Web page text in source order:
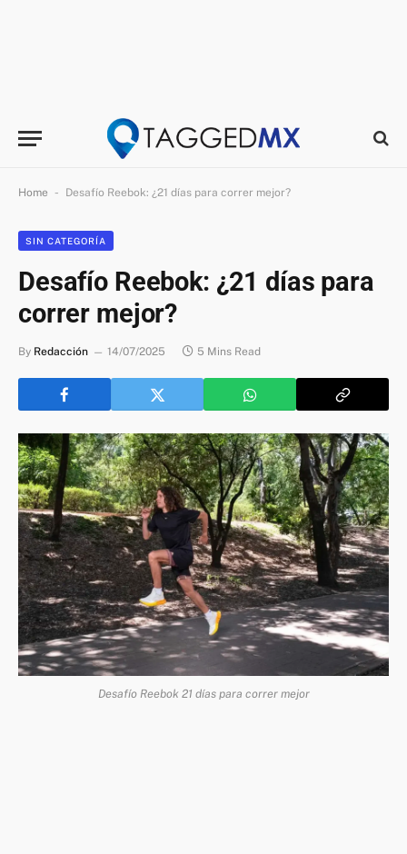
Home - Desafío Reebok: ¿21 días para correr mejor?
SIN CATEGORÍA
Desafío Reebok: ¿21 días para
correr mejor?
By Redacción 14/07/2025 5 Mins Read
Desafío Reebok 21 días para correr mejor